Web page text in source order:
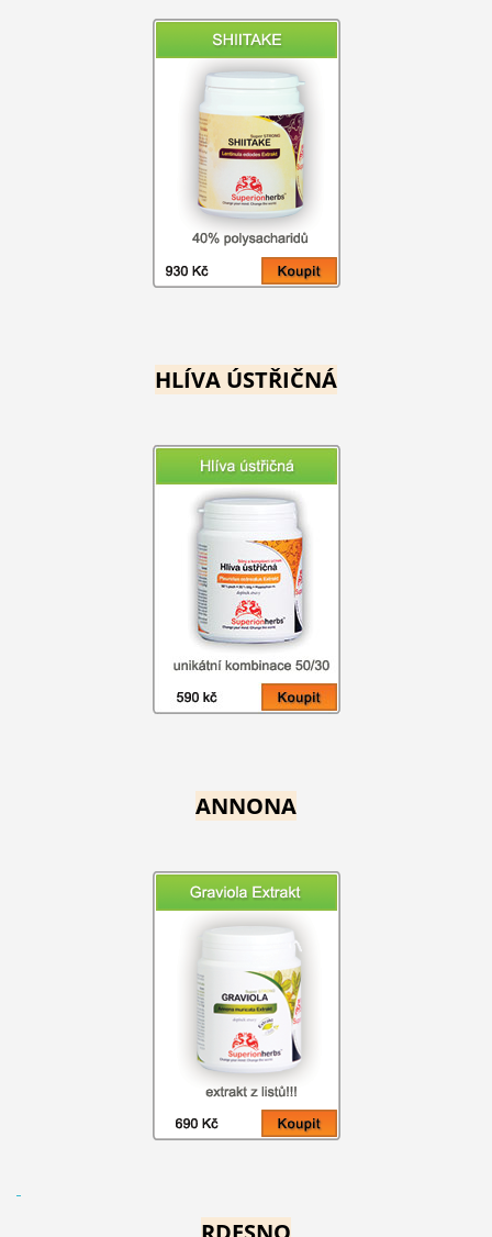
HLÍVA ÚSTŘIČNÁ
ANNONA